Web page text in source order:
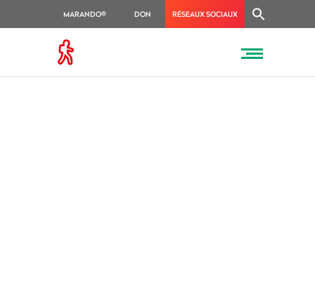
MARANDO® DON RÉSEAUX SOCIAUX